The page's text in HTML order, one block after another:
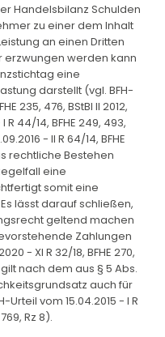
Handelsbilanz Schulden
zu einer dem Inhalt
an einen Dritten
erzwungen werden kann
eine
darstellt (vgl. BFH-
235, 476, BStBl II 2012,
R 44/14, BFHE 249, 493,
- II R 64/14, BFHE
rechtliche Bestehen
eine
somit eine
lässt darauf schließen,
geltend machen
Zahlungen
- XI R 32/18, BFHE 270,
gilt nach dem aus § 5 Abs.
auch für
vom 15.04.2015 - I R
Rz 8).